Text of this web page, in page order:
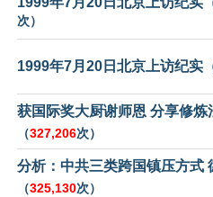
次）
1999年7月20日北京上访纪实
获国际奖大厨谢师恩 分享修炼
（327,206次）
分析：中共三类跨国镇压方式
（325,130次）